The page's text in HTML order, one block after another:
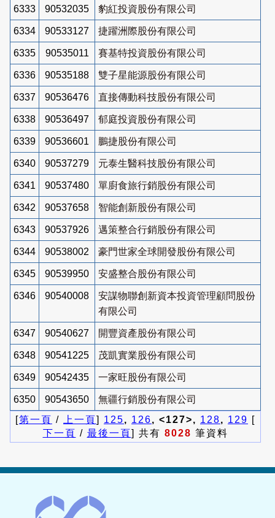
6333 90532035 豹紅投資股份有限公司
6334 90533127 捷躍洲際股份有限公司
6335 90535011 賽基特投資股份有限公司
6336 90535188 雙子星能源股份有限公司
6337 90536476 直接傳動科技股份有限公司
6338 90536497 郁庭投資股份有限公司
6339 90536601 鵬捷股份有限公司
6340 90537279 元泰生醫科技股份有限公司
6341 90537480 單廚食旅行銷股份有限公司
6342 90537658 智能創新股份有限公司
6343 90537926 邁策整合行銷股份有限公司
6344 90538002 豪門世家全球開發股份有限公司
6345 90539950 安盛整合股份有限公司
6346 90540008
安謀物聯創新資本投資管理顧問股份
有限公司
6347 90540627 開豐資產股份有限公司
6348 90541225 茂凱實業股份有限公司
6349 90542435 一家旺股份有限公司
6350 90543650
無疆行銷股份有限公司
[第一頁 / 上一頁] 125, 126, <127>, 128, 129 [
下一頁 / 最後一頁] 共有 8028 筆資料